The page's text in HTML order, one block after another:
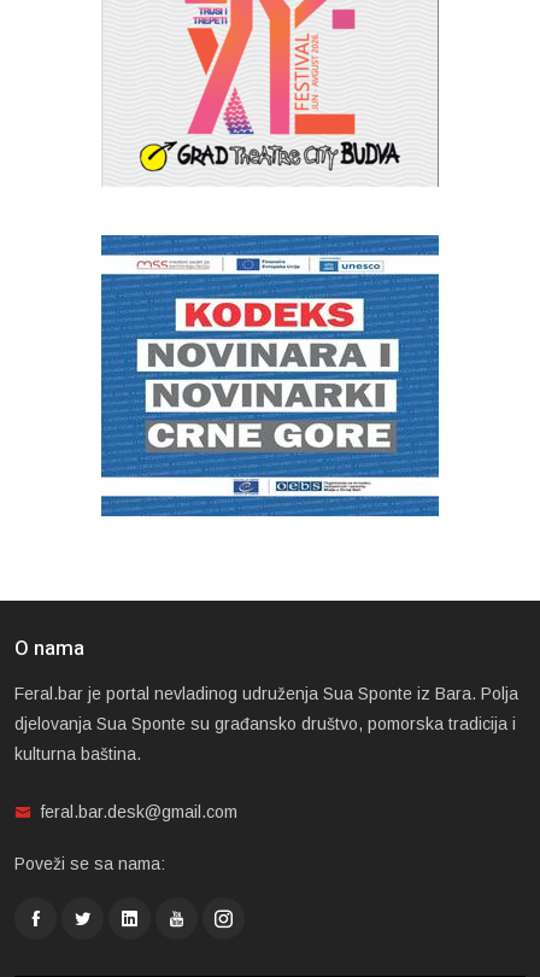
O nama
Feral.bar je portal nevladinog udruženja Sua Sponte iz Bara. Polja
djelovanja Sua Sponte su građansko društvo, pomorska tradicija i
kulturna baština.
feral.bar.desk@gmail.com
Poveži se sa nama: